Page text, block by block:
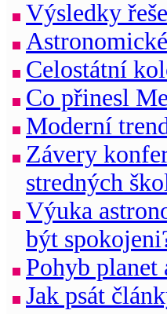
Výsledky
Celostátní
Co přinesl
Moderní
Závery
stredných
Výuka
být
Pohyb
Jak psát